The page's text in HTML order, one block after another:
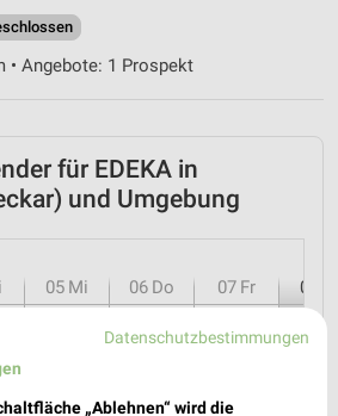
• Angebote: 1 Prospekt
für EDEKA in
und Umgebung
05 Mi 06 Do 07 Fr 08
Datenschutzbestimmungen
„Ablehnen“ wird die